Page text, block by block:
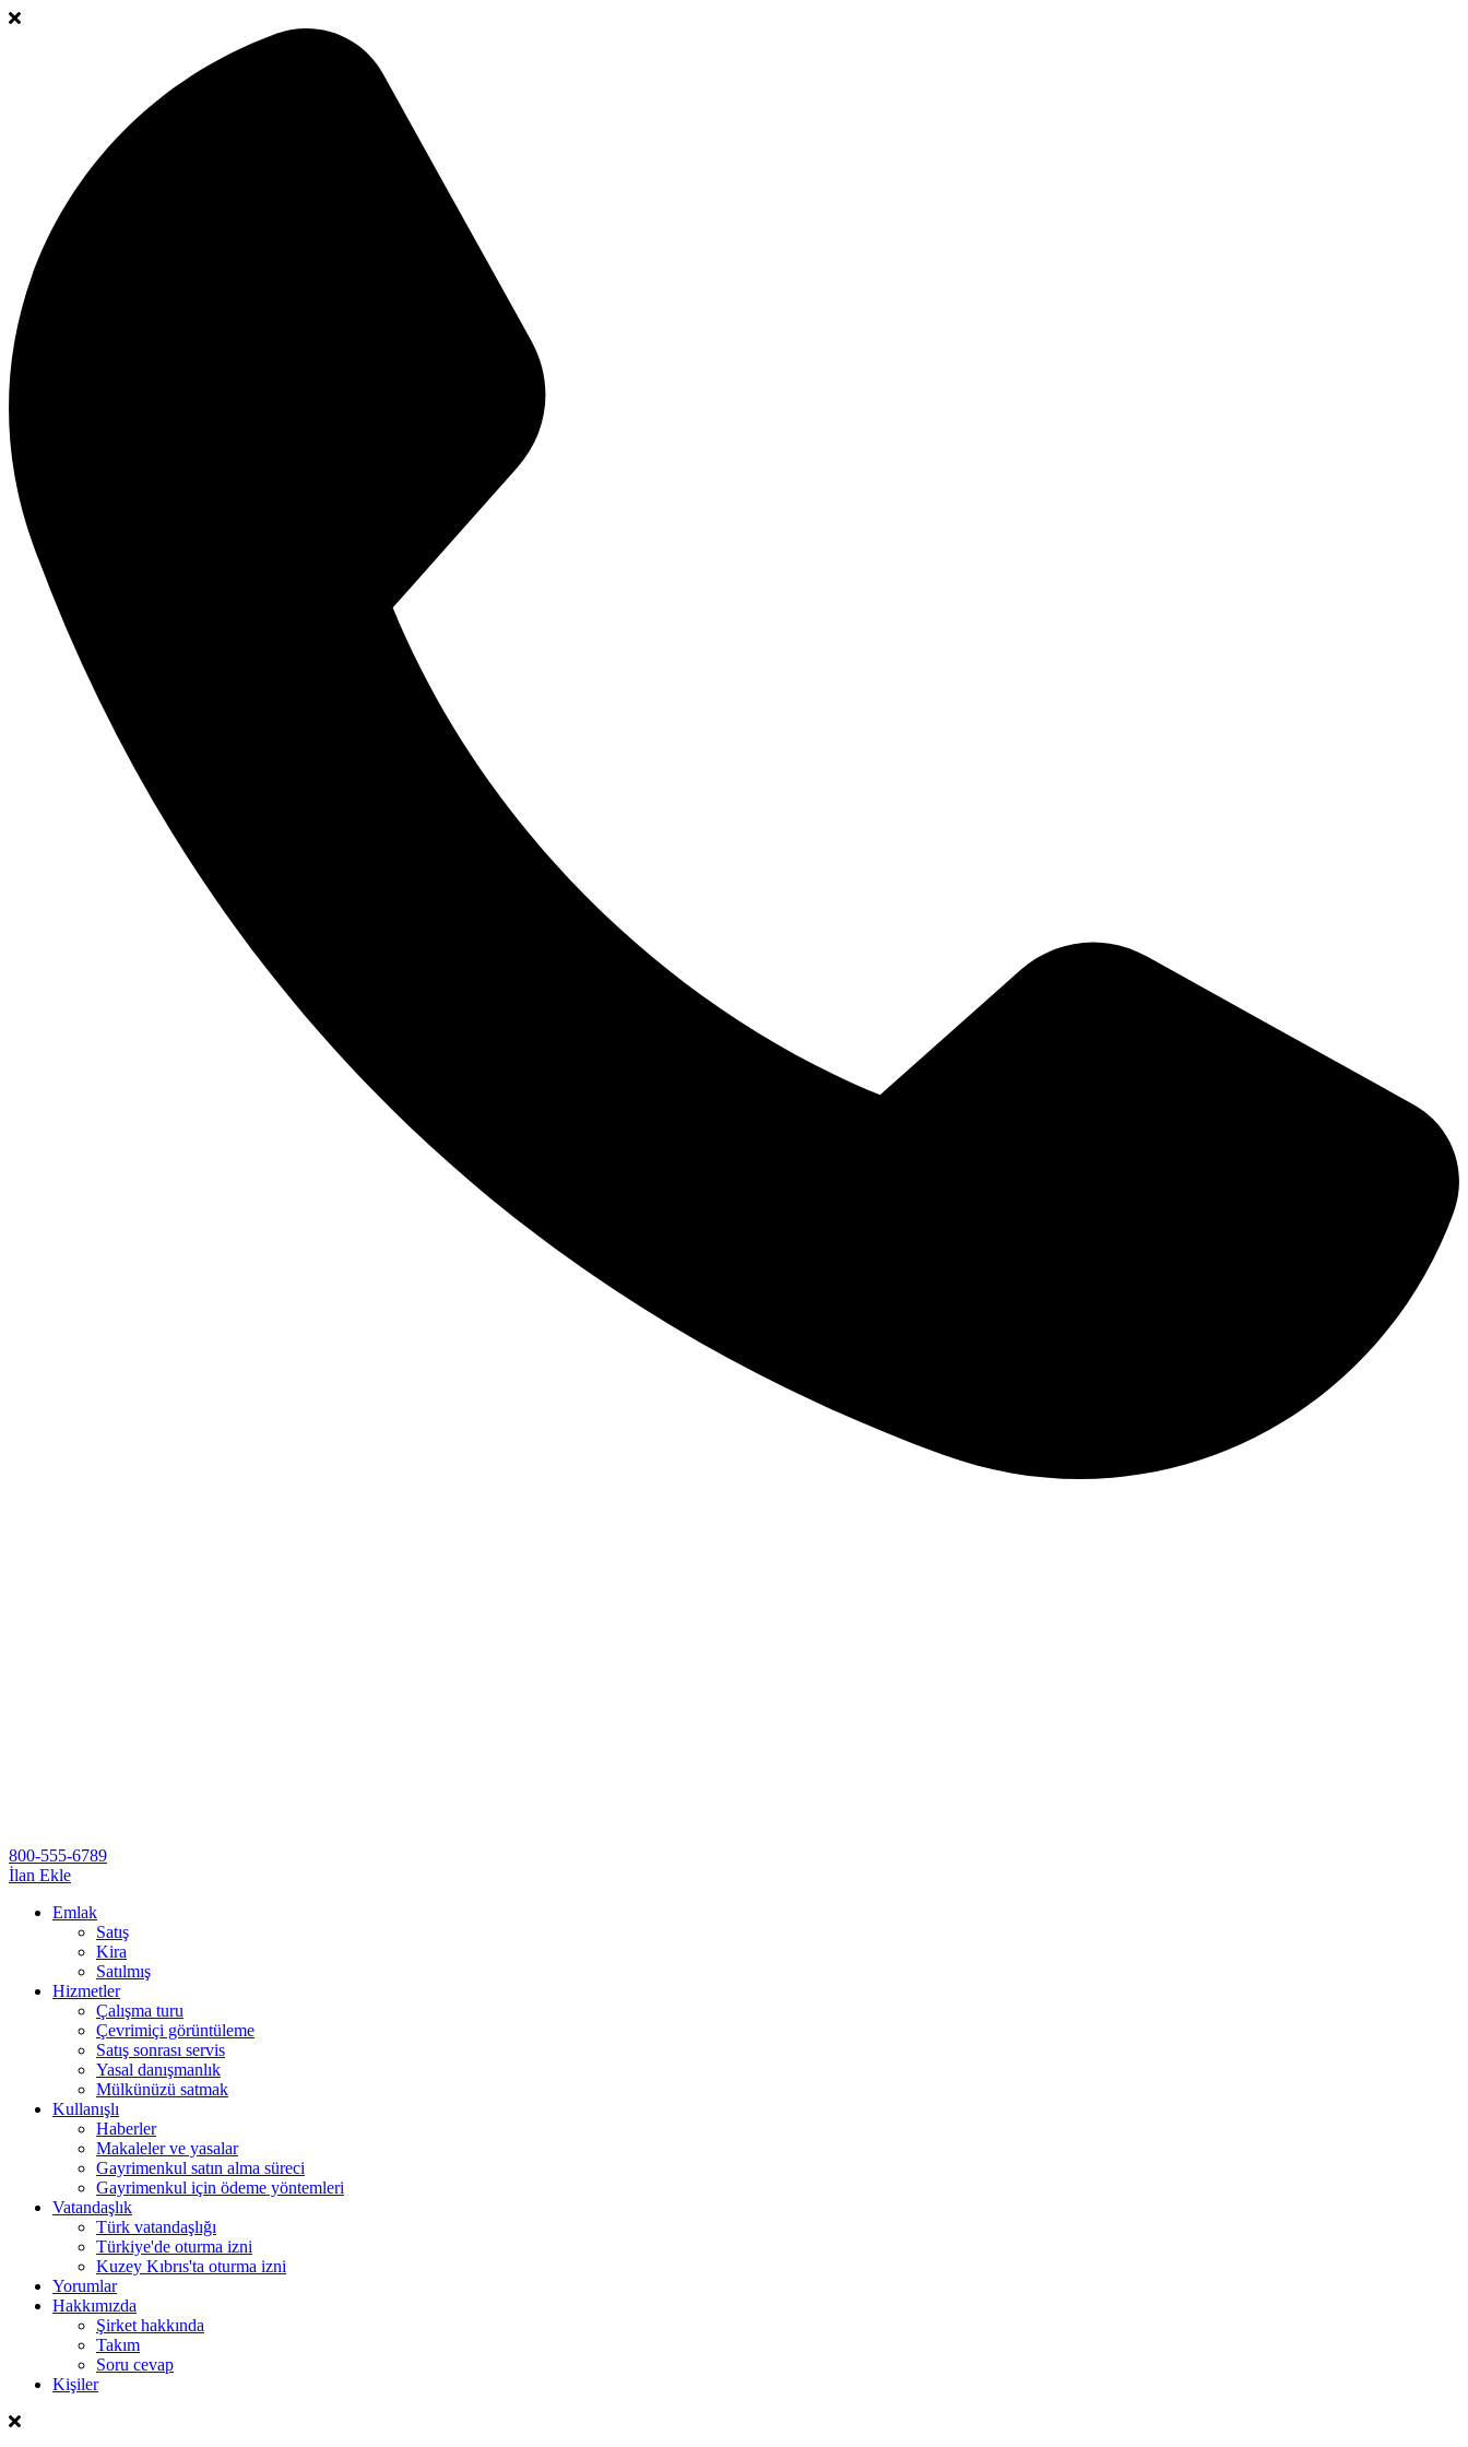
800-555-6789
İlan Ekle
Emlak
Satış
Kira
Satılmış
Hizmetler
Çalışma turu
Çevrimiçi görüntüleme
Satış sonrası servis
Yasal danışmanlık
Mülkünüzü satmak
Kullanışlı
Haberler
Makaleler ve yasalar
Gayrimenkul satın alma süreci
Gayrimenkul için ödeme yöntemleri
Vatandaşlık
Türk vatandaşlığı
Türkiye'de oturma izni
Kuzey Kıbrıs'ta oturma izni
Yorumlar
Hakkımızda
Şirket hakkında
Takım
Soru cevap
Kişiler